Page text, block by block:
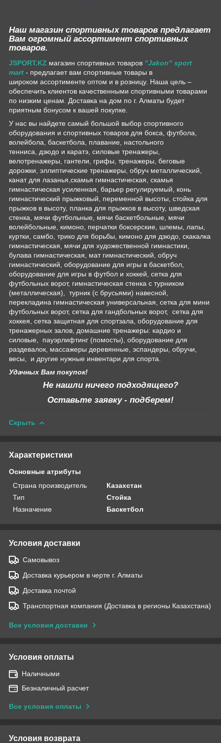
Наш магазин спортивных товаров предлагает
Вам огромный ассортимент спортивных
товаров.
JSPORT.KZ магазин спортивных товаров "Jakon" sport
mart - предлагает вам спортивные товары в
широком ассортименте оптом и в розницу. Наша цель –
обеспечить клиентов качественными спортивными товарами
по низким ценам. Доставка на дом по г. Алматы будет
приятным бонусом к вашей покупке.
У нас вы найдете самый большой выбор спортивного
оборудования и спортивных товаров для бокса, футбола,
волейбола, баскетбола, плавание, настольного
тенниса, дзюдо и каратэ, силовые тренажеры,
велотренажеры, гантели, грифы, тренажеры, беговые
дорожки, эллиптические тренажеры, обруч металлический,
канат для лазанья,скамья гимнастическая, скамья
гимнастическая усиленная, барьер регулируемый, конь
гимнастический прыжковый, переменной высоты, стойка для
прыжков в высоту, планка для прыжков в высоту, шведская
стенка, мячи футбольные, мячи баскетбольные, мячи
волейбольные, кимоно, перчатки боксерские, шлемы, лапы,
куртки, самбо, трико для борьбы, кимоно для дзюдо, скакалка
гимнастическая, мячи для художественной гимнастики,
булава гимнастическая, мат гимнастический, обруч
гимнастический, оборудование для игры в баскетбол,
оборудование для игры в футбол и хоккей, сетка для
футбольных ворот, гимнастическая стенка с турником
(металлическая), турник (с брусьями) навесной,
перекладина гимнастическая универсальная, сетка для мини
футбольных ворот, сетка для гандбольных ворот, сетка для
хоккея, сетка защитная для спортзала, оборудование для
тренажерных залов, домашние тренажеры: кардио и
силовые, пауэрлифтинг (помосты), оборудование для
раздевалок, массажеры деревянные, эспандеры, обручи,
весы, и другие нужные инвентари для спорта.
Удачных Вам покупок!
Не нашли ничего подходящего?
Оставьте заявку - подберем!
Скрыть
Характеристики
Основные атрибуты
Страна производитель
Казахстан
Тип
Стойка
Назначение
Баскетбол
Условия доставки
Самовывоз
Доставка курьером в черте г. Алматы
Доставка почтой
Транспортная компания (Доставка в регионы Казахстана)
Все условия доставки
Условия оплаты
Наличными
Безналичный расчет
Все условия оплаты
Условия возврата